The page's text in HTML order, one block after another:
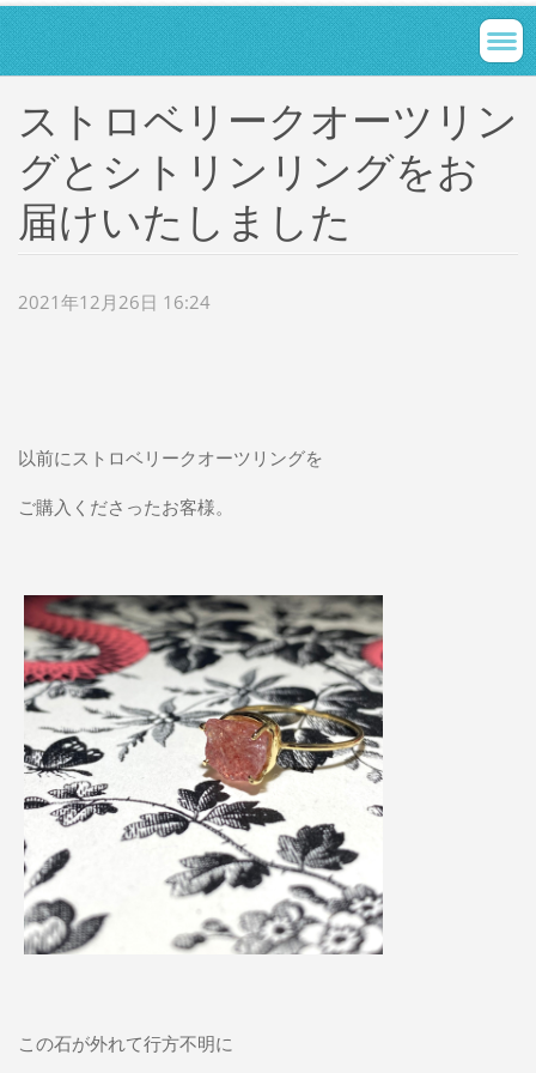
ストロベリークオーツリン
グとシトリンリングをお
届けいたしました
2021年12月26日 16:24
以前にストロベリークオーツリングを
ご購入くださったお客様。
この石が外れて行方不明に